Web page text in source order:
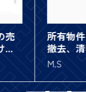
売
を
ン
所有物
撤去、
相談を
ただきま
ありが
M.S